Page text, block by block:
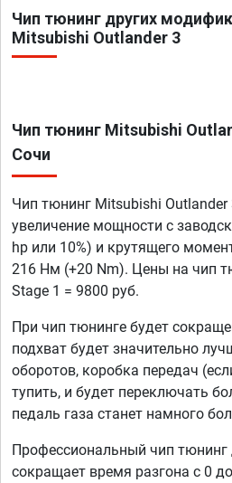
Чип тюнинг других
Mitsubishi Outlander 3
Чип тюнинг Mitsubishi
Сочи
Чип тюнинг Mitsubishi Outlander
увеличение мощности с
hp или 10%) и крутящего
216 Нм (+20 Nm). Цены на чип
Stage 1 = 9800 руб.
При чип тюнинге будет
подхват будет значительно
оборотов, коробка передач
тупить, и будет переключать
педаль газа станет намного
Профессиональный чип тюнинг
сокращает время разгона с 0